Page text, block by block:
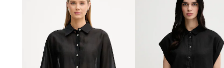
- Veľkosti pre rozmer: S.